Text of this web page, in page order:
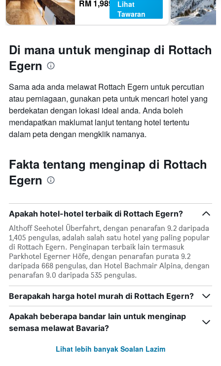
RM 1,989
Lihat
Tawaran
Di mana untuk menginap di Rottach
Egern
Sama ada anda melawat Rottach Egern untuk percutian
atau perniagaan, gunakan peta untuk mencari hotel yang
berdekatan dengan lokasi ideal anda. Anda boleh
mendapatkan maklumat lanjut tentang hotel tertentu
dalam peta dengan mengklik namanya.
Fakta tentang menginap di Rottach
Egern
Apakah hotel-hotel terbaik di Rottach Egern?
Althoff Seehotel Überfahrt, dengan penarafan 9.2 daripada
1,405 pengulas, adalah salah satu hotel yang paling popular
di Rottach Egern. Penginapan terbaik lain termasuk
Parkhotel Egerner Höfe, dengan penarafan purata 9.2
daripada 668 pengulas, dan Hotel Bachmair Alpina, dengan
penarafan 9.0 daripada 535 pengulas.
Berapakah harga hotel murah di Rottach Egern?
Apakah beberapa bandar lain untuk menginap
semasa melawat Bavaria?
Lihat lebih banyak Soalan Lazim